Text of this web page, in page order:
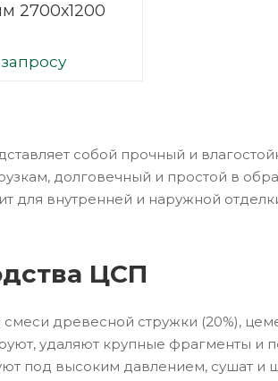
2700х1200
собой прочный и
долговечный и простой в
для внутренней и наружной
ЦСП
древесной стружки (20%),
удаляют крупные фрагменты и
под высоким давлением, сушат и